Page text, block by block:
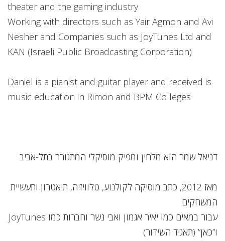
theater and the gaming industry
Working with directors such as Yair Agmon and Avi
Nesher and Companies such as JoyTunes Ltd and
KAN (Israeli Public Broadcasting Corporation)
Daniel is a pianist and guitar player and received is
music education in Rimon and BPM Colleges
דניאל שמר הוא מלחין ומפיק מוסיקלי המתגורר בתל-אביב
מאז 2012, כתב מוסיקה לקולנוע, טלוויזיה, תיאטרון ותעשיית
המשחקים
עבור במאים כמו יאיר אגמון ואבי נשר וחברות כמו JoyTunes
ו”כאן” (תאגיד השידור)